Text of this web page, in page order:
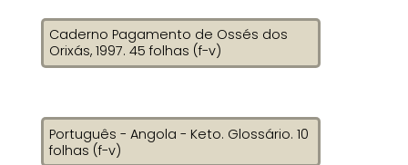
Caderno Pagamento de Ossés dos
Orixás, 1997. 45 folhas (f-v)
Português - Angola - Keto. Glossário. 10
folhas (f-v)